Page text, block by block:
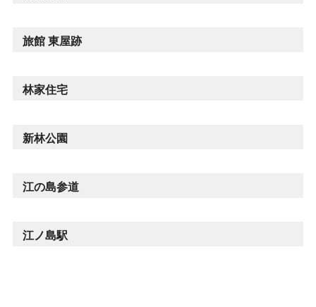
旅館 東屋跡
林家住宅
新林公園
江の島参道
江ノ島駅